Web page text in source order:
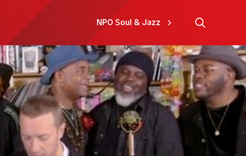
NPO Soul & Jazz